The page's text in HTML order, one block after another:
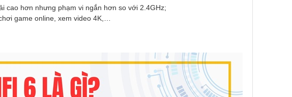
cao hơn nhưng phạm vi ngắn hơn so với 2.4GHz;
game online, xem video 4K,…